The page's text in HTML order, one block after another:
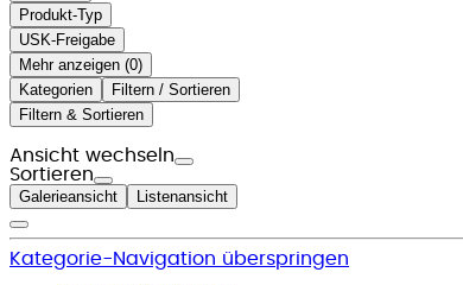
Produkt-Typ
USK-Freigabe
Mehr anzeigen ( )
Kategorien
Filtern / Sortieren
Filtern & Sortieren
Ansicht wechseln
Sortieren
Galerieansicht Listenansicht
Kategorie-Navigation überspringen